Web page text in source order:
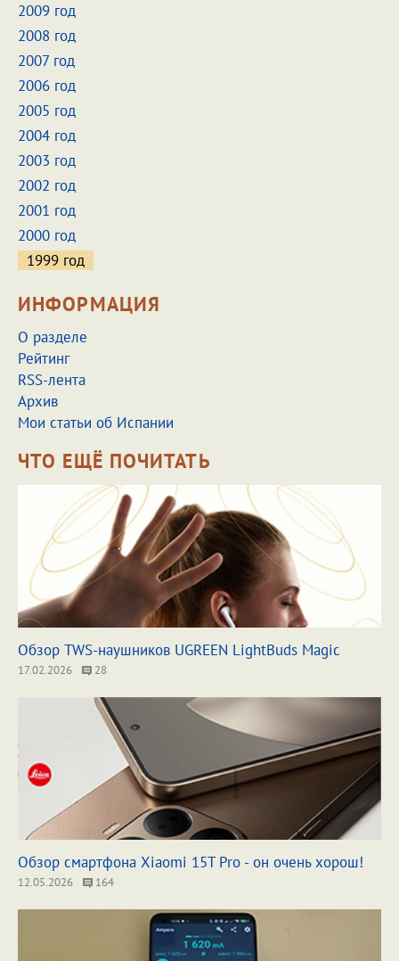
2009 год
2008 год
2007 год
2006 год
2005 год
2004 год
2003 год
2002 год
2001 год
2000 год
1999 год
ИНФОРМАЦИЯ
О разделе
Рейтинг
RSS-лента
Архив
Мои статьи об Испании
ЧТО ЕЩЁ ПОЧИТАТЬ
Обзор TWS-наушников UGREEN LightBuds Magic
17.02.2026 28
Обзор смартфона Xiaomi 15T Pro - он очень хорош!
12.05.2026 164